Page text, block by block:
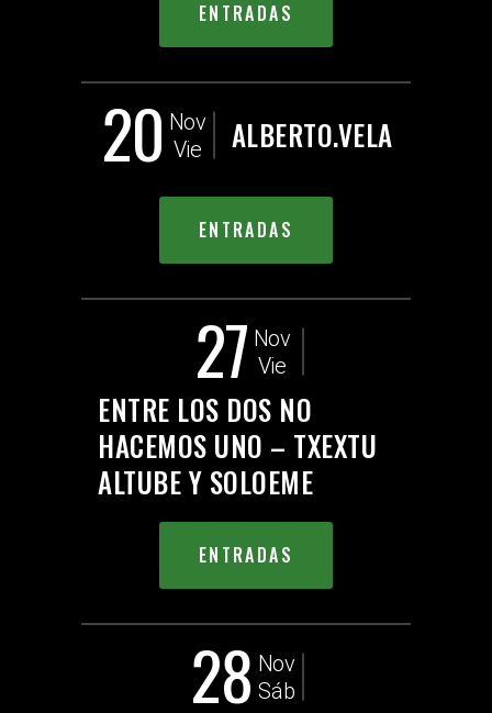
ENTRADAS
20 Nov
Vie
ALBERTO.VELA
ENTRADAS
27 Nov
Vie
ENTRE LOS DOS NO
HACEMOS UNO – TXEXTU
ALTUBE Y SOLOEME
ENTRADAS
28 Nov
Sáb